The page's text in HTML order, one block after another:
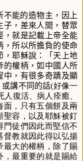
能的造物主，因上
子，差來人間，替眾
，就是記載上帝全能
，所以所擔負的使命
耶穌說：
「天上地
的權柄，如中國人所
中，有很多奇蹟及顯
講不同的話(好像一
復活、病人痊癒、
面，只有五個餅及兩
聖容，以及耶穌被釘
門徒們因此而堅信不
督教就因此得以弘揚
最大的權柄，除了賜
，最重要的就是賜給